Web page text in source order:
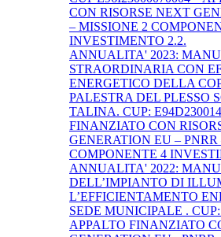
CON RISORSE NEXT
– MISSIONE 2
INVESTIMENTO 2.2.
ANNUALITA' 2023:
STRAORDINARIA CON
ENERGETICO DELLA
PALESTRA DEL PLESSO
TALINA. CUP:
FINANZIATO CON
GENERATION EU – PNRR
COMPONENTE 4
ANNUALITA' 2022:
DELL’IMPIANTO DI
L’EFFICIENTAMENTO
SEDE MUNICIPALE . CUP:
APPALTO FINANZIATO